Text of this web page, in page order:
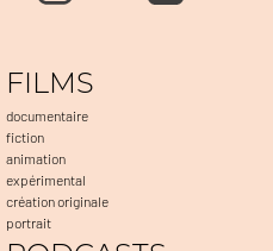
FILMS
documentaire
fiction
animation
expérimental
création originale
portrait